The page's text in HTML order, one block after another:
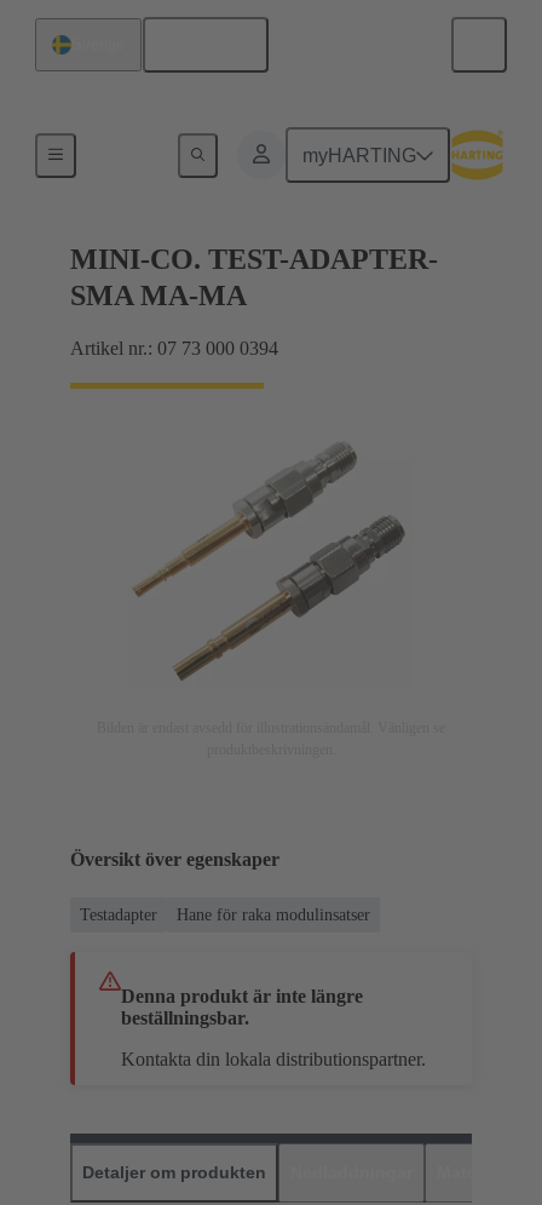
myHARTING
MINI-CO. TEST-ADAPTER-
SMA MA-MA
Artikel nr.: 07 73 000 0394
Översikt över egenskaper
Testadapter Hane för raka modulinsatser
Denna produkt är inte längre
beställningsbar.
Kontakta din lokala distributionspartner.
Detaljer om produkten